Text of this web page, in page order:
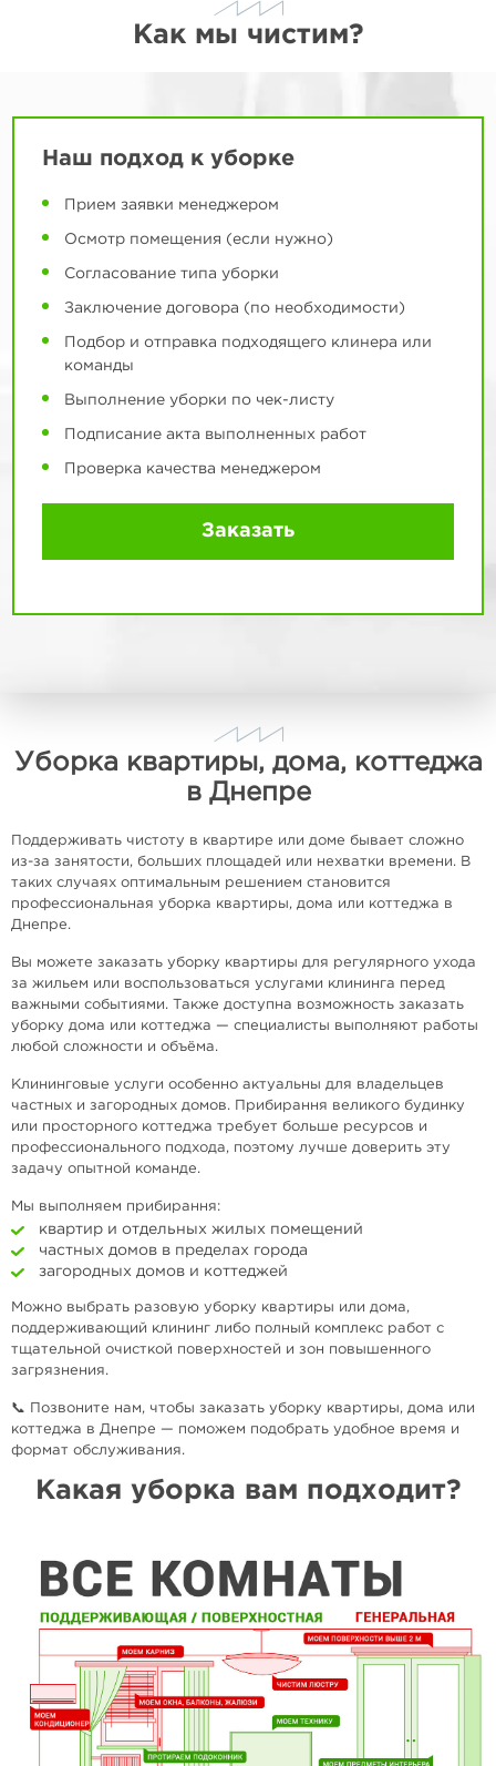
Как мы чистим?
Наш подход к уборке
Прием заявки менеджером
Осмотр помещения (если нужно)
Согласование типа уборки
Заключение договора (по необходимости)
Подбор и отправка подходящего клинера или
команды
Выполнение уборки по чек-листу
Подписание акта выполненных работ
Проверка качества менеджером
Заказать
Уборка квартиры, дома, коттеджа
в Днепре
Поддерживать чистоту в квартире или доме бывает сложно
из-за занятости, больших площадей или нехватки времени. В
таких случаях оптимальным решением становится
профессиональная уборка квартиры, дома или коттеджа в
Днепре.
Вы можете заказать уборку квартиры для регулярного ухода
за жильем или воспользоваться услугами клининга перед
важными событиями. Также доступна возможность заказать
уборку дома или коттеджа — специалисты выполняют работы
любой сложности и объёма.
Клининговые услуги особенно актуальны для владельцев
частных и загородных домов. Прибирання великого будинку
или просторного коттеджа требует больше ресурсов и
профессионального подхода, поэтому лучше доверить эту
задачу опытной команде.
Мы выполняем прибирання:
квартир и отдельных жилых помещений
частных домов в пределах города
загородных домов и коттеджей
Можно выбрать разовую уборку квартиры или дома,
поддерживающий клининг либо полный комплекс работ с
тщательной очисткой поверхностей и зон повышенного
загрязнения.
📞 Позвоните нам, чтобы заказать уборку квартиры, дома или
коттеджа в Днепре — поможем подобрать удобное время и
формат обслуживания.
Какая уборка вам подходит?